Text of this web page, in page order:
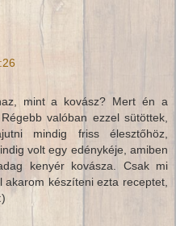
mint a kovász? Mert én a
valóban ezzel sütöttek,
mindig friss élesztőhöz,
volt egy edénykéje, amiben
kenyér kovásza. Csak mi
akarom készíteni ezta receptet,